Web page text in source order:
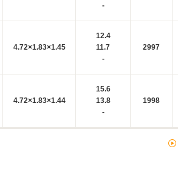
-
4.72×1.83×1.45
12.4
11.7
-
2997
4.72×1.83×1.44
15.6
13.8
-
1998